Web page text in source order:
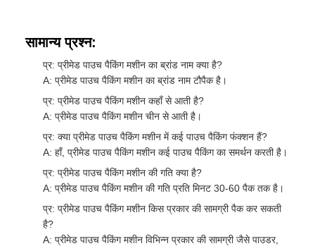
सामान्य प्रश्न:
प्र: प्रीमेड पाउच पैकिंग मशीन का ब्रांड नाम क्या है?
A: प्रीमेड पाउच पैकिंग मशीन का ब्रांड नाम टौपैक है।
प्र: प्रीमेड पाउच पैकिंग मशीन कहाँ से आती है?
A: प्रीमेड पाउच पैकिंग मशीन चीन से आती है।
प्र: क्या प्रीमेड पाउच पैकिंग मशीन में कई पाउच पैकिंग फंक्शन हैं?
A: हाँ, प्रीमेड पाउच पैकिंग मशीन कई पाउच पैकिंग का समर्थन करती है।
प्र: प्रीमेड पाउच पैकिंग मशीन की गति क्या है?
A: प्रीमेड पाउच पैकिंग मशीन की गति प्रति मिनट 30-60 पैक तक है।
प्र: प्रीमेड पाउच पैकिंग मशीन किस प्रकार की सामग्री पैक कर सकती
है?
A: प्रीमेड पाउच पैकिंग मशीन विभिन्न प्रकार की सामग्री जैसे पाउडर,